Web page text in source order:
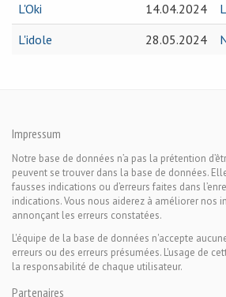
L'Oki
14.04.2024
L'idole
28.05.2024
Impressum
Notre base de données n’a pas la prétention
peuvent se trouver dans la base de données.
fausses indications ou d’erreurs faites dans
indications. Vous nous aiderez à améliorer nos
annonçant les erreurs constatées.
L'équipe de la base de données n'accepte
erreurs ou des erreurs présumées. L'usage de
la responsabilité de chaque utilisateur.
Partenaires